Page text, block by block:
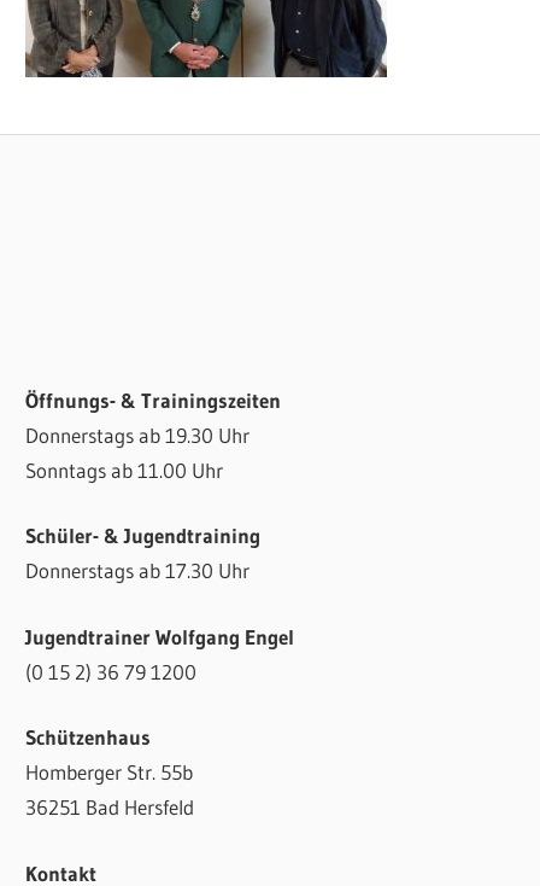
Öffnungs- & Trainingszeiten
Donnerstags ab 19.30 Uhr
Sonntags ab 11.00 Uhr
Schüler- & Jugendtraining
Donnerstags ab 17.30 Uhr
Jugendtrainer Wolfgang Engel
(0 15 2) 36 79 1200
Schützenhaus
Homberger Str. 55b
36251 Bad Hersfeld
Kontakt